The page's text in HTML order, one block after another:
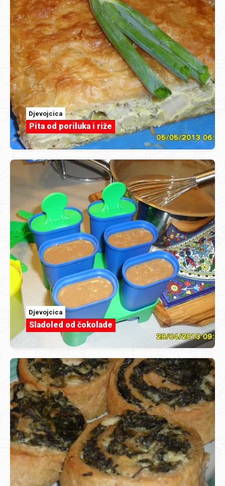
Djevojcica
Pita od poriluka i riže
Djevojcica
Sladoled od čokolade